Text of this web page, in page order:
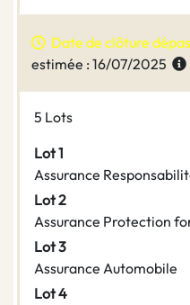
Date de clôture
estimée : 16/07/2025
5 Lots
Lot 1
Assurance
Lot 2
Assurance Protection
Lot 3
Assurance Automobile
Lot 4